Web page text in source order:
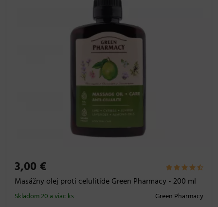
3,00 €
Masážny olej proti celulitíde Green Pharmacy - 200 ml
Green Pharmacy
Skladom 20 a viac ks